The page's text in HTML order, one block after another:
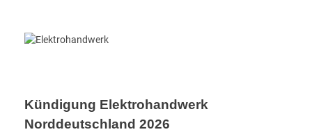
Kündigung Elektrohandwerk
Norddeutschland 2026